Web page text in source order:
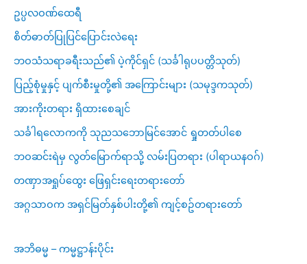
ဥပ္ပလဝဏ်ထေရီ
စိတ်ဓာတ်ပြုပြင်ပြောင်းလဲရေး
ဘဝသံသရာခရီးသည်၏ ပဲ့ကိုင်ရှင် (သင်္ခါရုပပတ္တိသုတ်)
ပြည့်စုံမှုနှင့် ပျက်စီးမှုတို့၏ အကြောင်းများ (သမုဒ္ဒကသုတ်)
အားကိုးတရား ရှိထားစေချင်
သင်္ခါရလောကကို သုညသဘောမြင်အောင် ရှုတတ်ပါစေ
ဘဝဆင်းရဲမှ လွတ်မြောက်ရာသို့ လမ်းပြတရား (ပါရာယနဝဂ်)
တဏှာအရှုပ်ထွေး ဖြေရှင်းရေးတရားတော်
အဂ္ဂသာဝက အရှင်မြတ်နှစ်ပါးတို့၏ ကျင့်စဥ်တရားတော်
အဘိဓမ္မ – ကမ္မဋ္ဌာန်းပိုင်း